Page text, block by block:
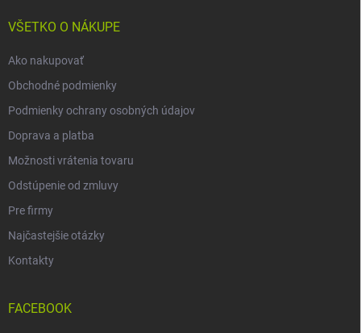
VŠETKO O NÁKUPE
Ako nakupovať
Obchodné podmienky
Podmienky ochrany osobných údajov
Doprava a platba
Možnosti vrátenia tovaru
Odstúpenie od zmluvy
Pre firmy
Najčastejšie otázky
Kontakty
FACEBOOK